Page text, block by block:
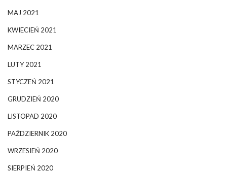
MAJ 2021
KWIECIEŃ 2021
MARZEC 2021
LUTY 2021
STYCZEŃ 2021
GRUDZIEŃ 2020
LISTOPAD 2020
PAŹDZIERNIK 2020
WRZESIEŃ 2020
SIERPIEŃ 2020